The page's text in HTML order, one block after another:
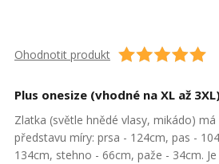
Ohodnotit produkt
Plus onesize (vhodné na XL až
Zlatka (světle hnědé vlasy, mikádo)
představu míry: prsa - 124cm, pas -
134cm, stehno - 66cm, paže - 34cm.